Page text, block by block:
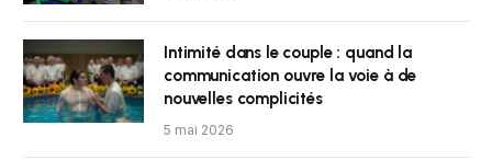
Intimité dans le couple : quand la
communication ouvre la voie à de
nouvelles complicités
5 mai 2026